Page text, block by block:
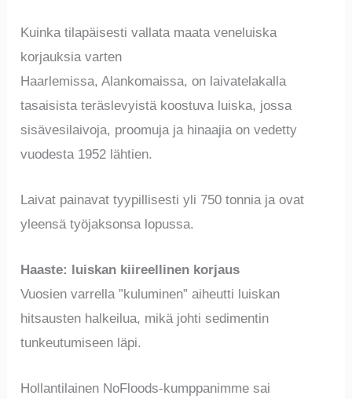
Kuinka tilapäisesti vallata maata veneluiska
korjauksia varten
Haarlemissa, Alankomaissa, on laivatelakalla
tasaisista teräslevyistä koostuva luiska, jossa
sisävesilaivoja, proomuja ja hinaajia on vedetty
vuodesta 1952 lähtien.
Laivat painavat tyypillisesti yli 750 tonnia ja ovat
yleensä työjaksonsa lopussa.
Haaste: luiskan kiireellinen korjaus
Vuosien varrella ”kuluminen” aiheutti luiskan
hitsausten halkeilua, mikä johti sedimentin
tunkeutumiseen läpi.
Hollantilainen NoFloods-kumppanimme sai